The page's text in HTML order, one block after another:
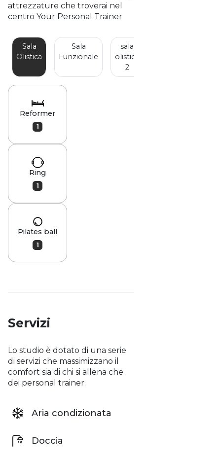
attrezzature che troverai nel
centro Your Personal Trainer
Sala
Olistica
Sala
Funzionale
sala
olistica
2
Reformer
1
Ring
1
Pilates ball
1
Servizi
Lo studio è dotato di una serie
di servizi che massimizzano il
comfort sia di chi si allena che
dei personal trainer.
Aria condizionata
Doccia